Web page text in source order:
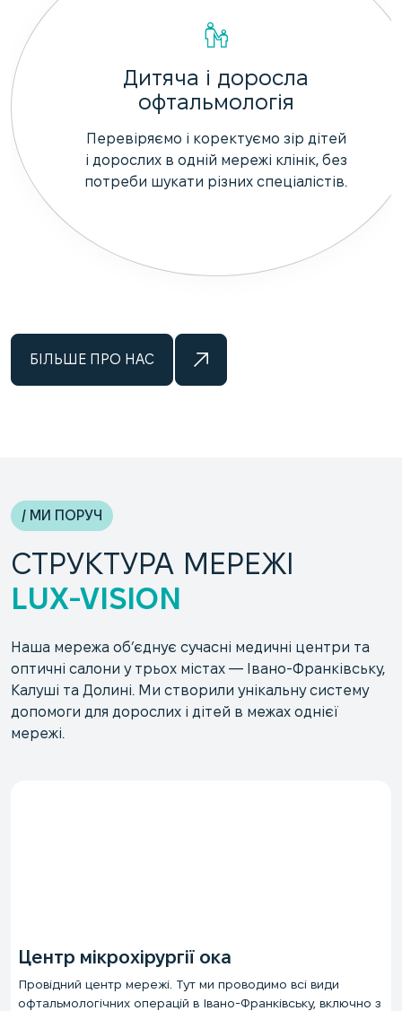
Дитяча і доросла
офтальмологія
Перевіряємо і коректуємо зір дітей
і дорослих в одній мережі клінік, без
потреби шукати різних спеціалістів.
БІЛЬШЕ ПРО НАС
/ МИ ПОРУЧ
СТРУКТУРА МЕРЕЖІ
LUX-VISION
Наша мережа об’єднує сучасні медичні центри та
оптичні салони у трьох містах — Івано-Франківську,
Калуші та Долині. Ми створили унікальну систему
допомоги для дорослих і дітей в межах однієї
мережі.
Центр мікрохірургії ока
Провідний центр мережі. Тут ми проводимо всі види
офтальмологічних операцій в Івано-Франківську, включно з